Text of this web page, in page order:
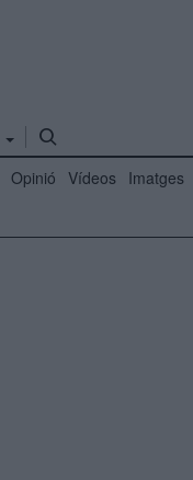
Opinió Vídeos Imatges